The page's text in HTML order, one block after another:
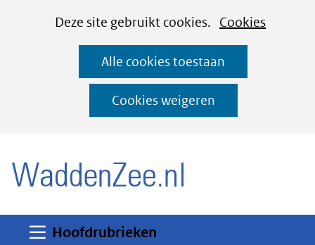
CookiesDeze site gebruikt cookies. Cookies
deze
worden
Alle cookies toestaan
Cookies weigeren
Ga
naar
de
inhoud
Hoofdrubrieken